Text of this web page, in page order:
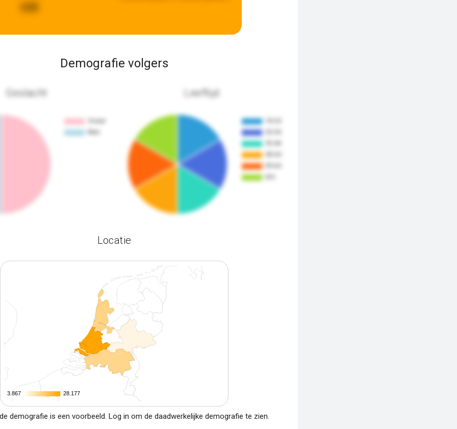
Demografie volgers
Geslacht Leeftijd
Locatie
3.867
3.867 28.177
28.177
demografie is een voorbeeld. Log in om de daadwerkelijke demografie te zien.